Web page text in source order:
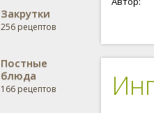
Закрутки
256 рецептов
Постные
блюда
166 рецептов